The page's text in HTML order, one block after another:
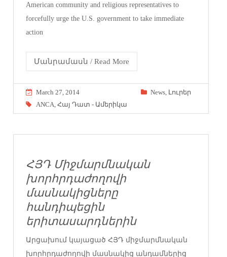
American community and religious representatives to
forcefully urge the U.S. government to take immediate
action
Մանրամասն / Read More
March 27, 2014 News, Լուրեր
ANCA ,Հայ Դատ - Ամերիկա
ՀՅԴ Միջմարմնական
խորհրդաժողովի
մասնակիցները
հանդիպեցին
երիտասարդներին
Արցախում կայացած ՀՅԴ միջմարմնական
խորհրդաժողովի մասնակից անդամներից